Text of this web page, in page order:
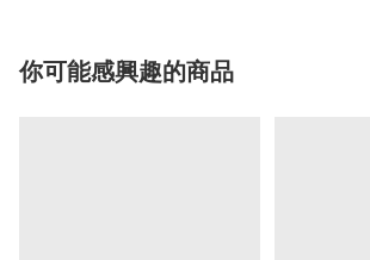
你可能感興趣的商品